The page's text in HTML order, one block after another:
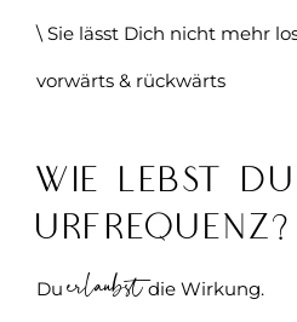
\ Sie lässt Dich nicht mehr
vorwärts & rückwärts
Wie lebst Du
UrFrequenz?
Duerlaubstdie Wirkung.